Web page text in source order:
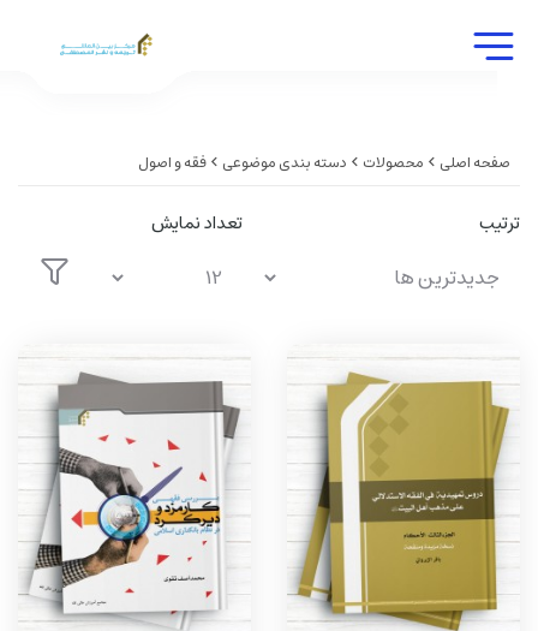
صفحه اصلی محصولات دسته بندی موضوعی فقه و اصول
ترتیب تعداد نمایش